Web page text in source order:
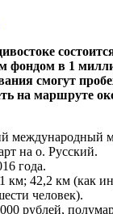
фондом в 1
смогут
на маршруте
международный
на о. Русский.
года.
км; 42,2 км (как
человек).
рублей,